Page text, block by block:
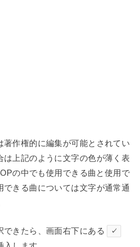
著作権的に編集が可能とされてい
は上記のように文字の色が薄く表
の中でも使用できる曲と使用で
できる曲については文字が通常通
きたら、画面右下にある ✓